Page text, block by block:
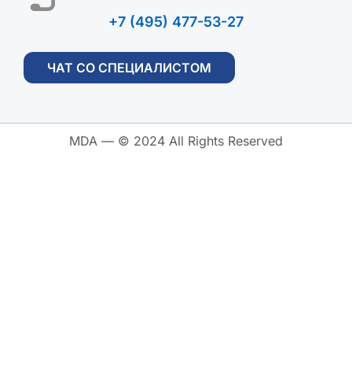
+7 (495) 477-53-27
ЧАТ СО СПЕЦИАЛИСТОМ
MDA — © 2024 All Rights Reserved